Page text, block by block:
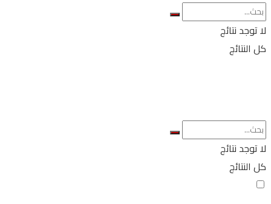
لا توجد نتائج
كل النتائج
لا توجد نتائج
كل النتائج